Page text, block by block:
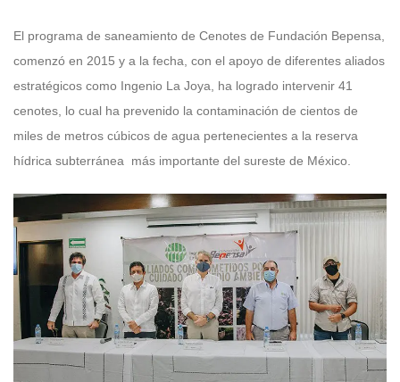
El programa de saneamiento de Cenotes de Fundación Bepensa,
comenzó en 2015 y a la fecha, con el apoyo de diferentes aliados
estratégicos como Ingenio La Joya, ha logrado intervenir 41
cenotes, lo cual ha prevenido la contaminación de cientos de
miles de metros cúbicos de agua pertenecientes a la reserva
hídrica subterránea más importante del sureste de México.